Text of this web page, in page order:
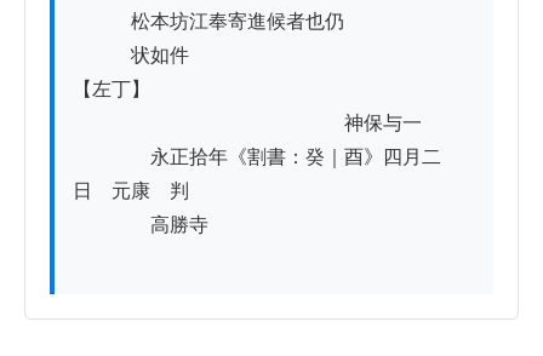
松本坊江奉寄進候者也仍
状如件
【左丁】
神保与一
永正拾年《割書：癸｜酉》四月二
日　元康　判
高勝寺